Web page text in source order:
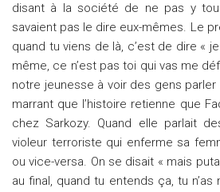
disant à la société de ne pas y
savaient pas le dire eux-mêmes. Le
quand tu viens de là, c’est de dire «
même, ce n’est pas toi qui vas me
notre jeunesse à voir des gens parler
marrant que l’histoire retienne que
chez Sarkozy. Quand elle parlait
violeur terroriste qui enferme sa
ou vice-versa. On se disait « mais
au final, quand tu entends ça, tu